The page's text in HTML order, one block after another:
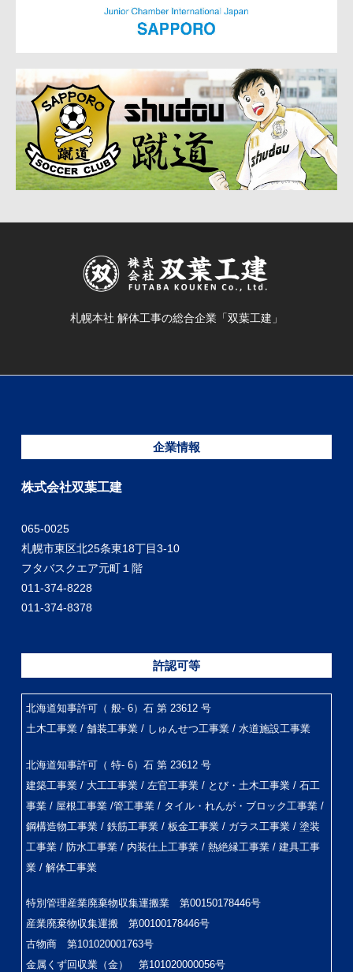
札幌本社 解体工事の総合企業「双葉工建」
企業情報
株式会社双葉工建
065-0025
札幌市東区北25条東18丁目3-10
フタバスクエア元町１階
011-374-8228
011-374-8378
許認可等
北海道知事許可（ 般- 6）石 第 23612 号
土木工事業 / 舗装工事業 / しゅんせつ工事業 / 水道施設工事業
北海道知事許可（ 特- 6）石 第 23612 号
建築工事業 / 大工工事業 / 左官工事業 / とび・土木工事業 / 石工
事業 / 屋根工事業 /管工事業 / タイル・れんが・ブロック工事業 /
鋼構造物工事業 / 鉄筋工事業 / 板金工事業 / ガラス工事業 / 塗装
工事業 / 防水工事業 / 内装仕上工事業 / 熱絶縁工事業 / 建具工事
業 / 解体工事業
特別管理産業廃棄物収集運搬業 第00150178446号
産業廃棄物収集運搬 第00100178446号
古物商 第101020001763号
金属くず回収業（金） 第101020000056号